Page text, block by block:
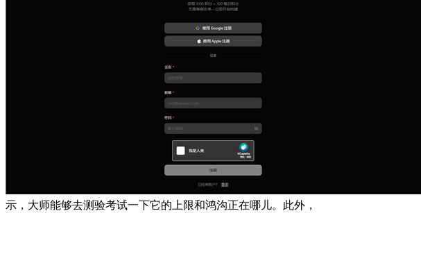
示，大师能够去测验考试一下它的上限和鸿沟正在哪儿。此外，